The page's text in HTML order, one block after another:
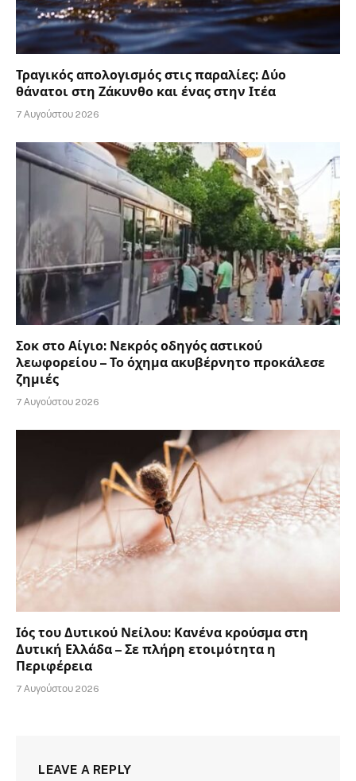
Τραγικός απολογισμός στις παραλίες: Δύο
θάνατοι στη Ζάκυνθο και ένας στην Ιτέα
7 Αυγούστου 2026
Σοκ στο Αίγιο: Νεκρός οδηγός αστικού
λεωφορείου – Το όχημα ακυβέρνητο προκάλεσε
ζημιές
7 Αυγούστου 2026
Ιός του Δυτικού Νείλου: Κανένα κρούσμα στη
Δυτική Ελλάδα – Σε πλήρη ετοιμότητα η
Περιφέρεια
7 Αυγούστου 2026
LEAVE A REPLY